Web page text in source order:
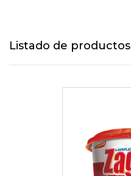
Listado de productos